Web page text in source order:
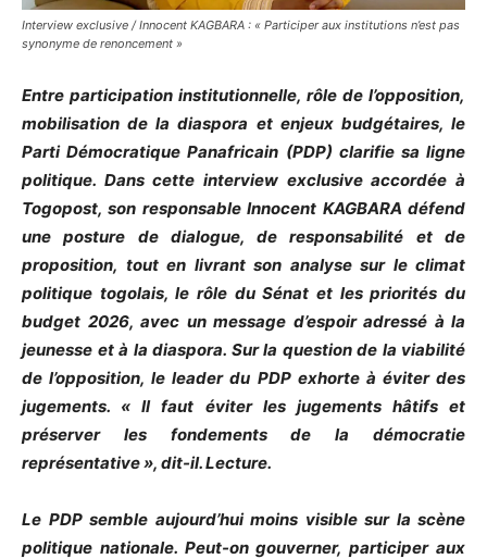
Interview exclusive / Innocent KAGBARA : « Participer aux institutions n’est pas
synonyme de renoncement »
Entre participation institutionnelle, rôle de l’opposition,
mobilisation de la diaspora et enjeux budgétaires, le
Parti Démocratique Panafricain (PDP) clarifie sa ligne
politique. Dans cette interview exclusive accordée à
Togopost, son responsable Innocent KAGBARA défend
une posture de dialogue, de responsabilité et de
proposition, tout en livrant son analyse sur le climat
politique togolais, le rôle du Sénat et les priorités du
budget 2026, avec un message d’espoir adressé à la
jeunesse et à la diaspora. Sur la question de la viabilité
de l’opposition, le leader du PDP exhorte à éviter des
jugements. « Il faut éviter les jugements hâtifs et
préserver les fondements de la démocratie
représentative », dit-il. Lecture.
Le PDP semble aujourd’hui moins visible sur la scène
politique nationale. Peut-on gouverner, participer aux